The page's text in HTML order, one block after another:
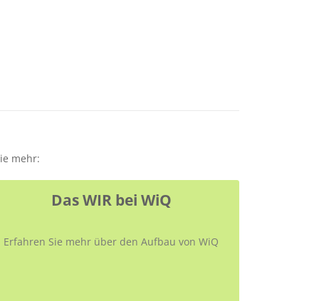
mehr:
Das WIR bei WiQ
Erfahren Sie mehr über den Aufbau von WiQ